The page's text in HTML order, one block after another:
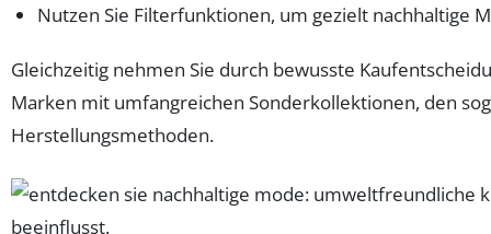
Nutzen Sie Filterfunktionen, um gezielt nachhaltige
Gleichzeitig nehmen Sie durch bewusste
Marken mit umfangreichen Sonderkollektionen, den
Herstellungsmethoden.